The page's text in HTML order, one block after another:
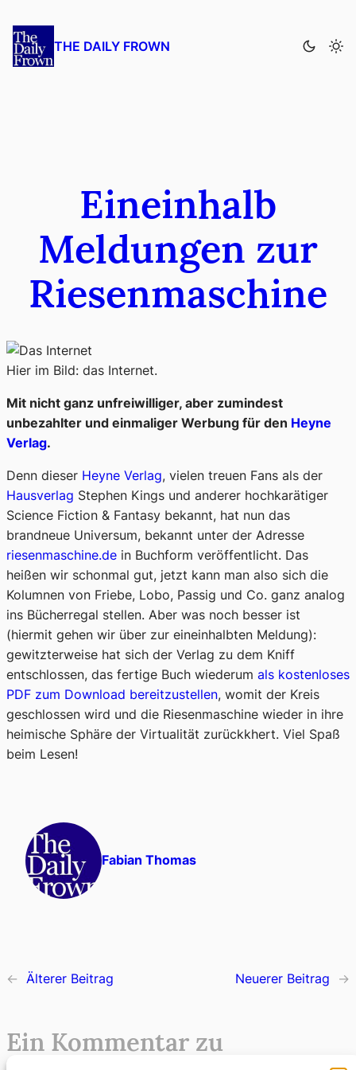
Inhalt
springen
THE DAILY FROWN
Eineinhalb
Meldungen zur
Riesenmaschine
Hier im Bild: das Internet.
Mit nicht ganz unfreiwilliger, aber zumindest
unbezahlter und einmaliger Werbung für den Heyne
Verlag.
Denn dieser Heyne Verlag, vielen treuen Fans als der
Hausverlag Stephen Kings und anderer hochkarätiger
Science Fiction & Fantasy bekannt, hat nun das
brandneue Universum, bekannt unter der Adresse
riesenmaschine.de in Buchform veröffentlicht. Das
heißen wir schonmal gut, jetzt kann man also sich die
Kolumnen von Friebe, Lobo, Passig und Co. ganz analog
ins Bücherregal stellen. Aber was noch besser ist
(hiermit gehen wir über zur eineinhalbten Meldung):
gewitzterweise hat sich der Verlag zu dem Kniff
entschlossen, das fertige Buch wiederum als kostenloses
PDF zum Download bereitzustellen, womit der Kreis
geschlossen wird und die Riesenmaschine wieder in ihre
heimische Sphäre der Virtualität zurückkhert. Viel Spaß
beim Lesen!
Fabian Thomas
← Älterer Beitrag Neuerer Beitrag →
Ein Kommentar zu